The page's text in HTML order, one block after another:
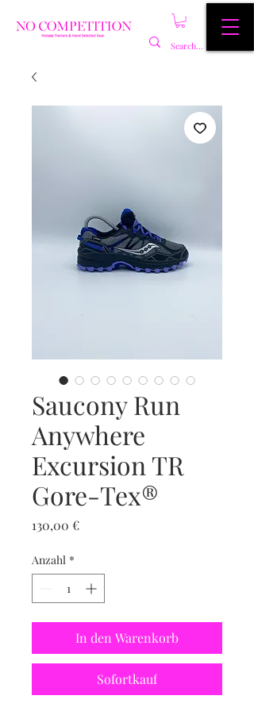
Saucony Run
Anywhere
Excursion TR
Gore-Tex®️
130,00 €Preis
Anzahl *
In den Warenkorb
Sofortkauf